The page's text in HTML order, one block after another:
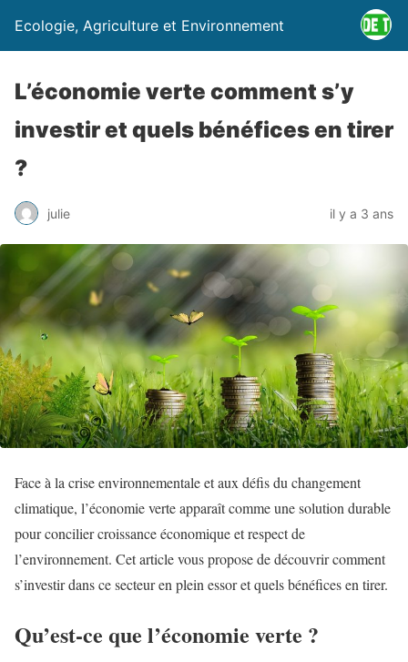
Ecologie, Agriculture et Environnement
L’économie verte comment s’y
investir et quels bénéfices en tirer
?
julie il y a 3 ans
Face à la crise environnementale et aux défis du changement
climatique, l’économie verte apparaît comme une solution durable
pour concilier croissance économique et respect de
l’environnement. Cet article vous propose de découvrir comment
s’investir dans ce secteur en plein essor et quels bénéfices en tirer.
Qu’est-ce que l’économie verte ?